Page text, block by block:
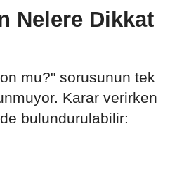
Nelere Dikkat
mu?" sorusunun tek
Karar verirken
bulundurulabilir: